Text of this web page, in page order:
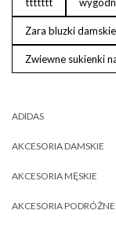
Zara bluzki
Zwiewne sukienki
ADIDAS
AKCESORIA DAMSKIE
AKCESORIA MĘSKIE
AKCESORIA PODRÓŻNE